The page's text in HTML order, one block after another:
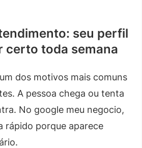
seu perfil
certo toda semana
dos motivos mais comuns
A pessoa chega ou tenta
No google meu negocio,
rápido porque aparece